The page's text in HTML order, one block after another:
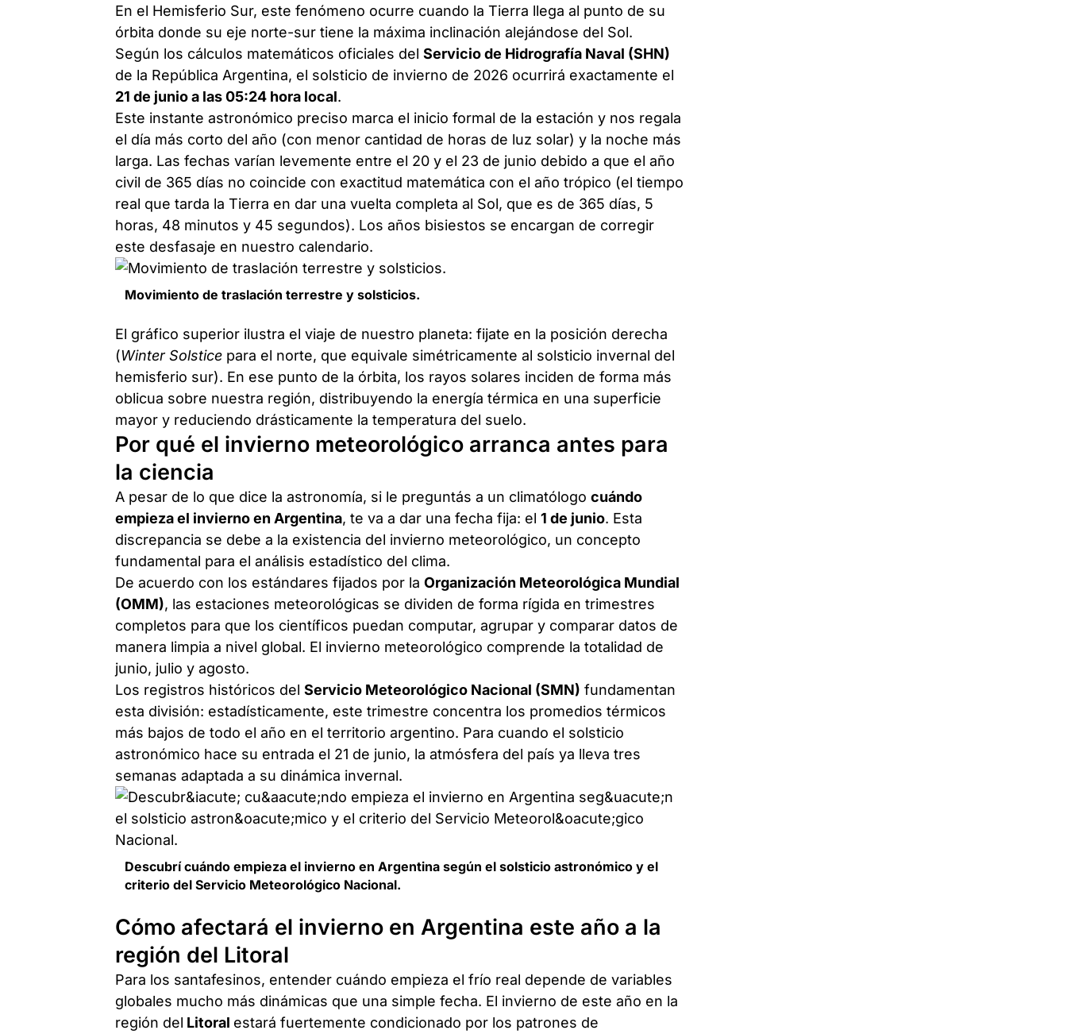
En el Hemisferio Sur, este fenómeno ocurre cuando la Tierra llega al punto de su
órbita donde su eje norte-sur tiene la máxima inclinación alejándose del Sol.
Según los cálculos matemáticos oficiales delServicio de Hidrografía Naval (SHN)
de la República Argentina, el solsticio de invierno de 2026 ocurrirá exactamente el
21 de junio a las 05:24 hora local.
Este instante astronómico preciso marca el inicio formal de la estación y nos regala
el día más corto del año (con menor cantidad de horas de luz solar) y la noche más
larga. Las fechas varían levemente entre el 20 y el 23 de junio debido a que el año
civil de 365 días no coincide con exactitud matemática con el año trópico (el tiempo
real que tarda la Tierra en dar una vuelta completa al Sol, que es de 365 días, 5
horas, 48 minutos y 45 segundos). Los años bisiestos se encargan de corregir
este desfasaje en nuestro calendario.
Movimiento de traslación terrestre y solsticios.
El gráfico superior ilustra el viaje de nuestro planeta: fijate en la posición derecha
(Winter Solstice para el norte, que equivale simétricamente al solsticio invernal del
hemisferio sur). En ese punto de la órbita, los rayos solares inciden de forma más
oblicua sobre nuestra región, distribuyendo la energía térmica en una superficie
mayor y reduciendo drásticamente la temperatura del suelo.
Por qué el invierno meteorológico arranca antes para
la ciencia
A pesar de lo que dice la astronomía, si le preguntás a un climatólogocuándo
empieza el invierno en Argentina, te va a dar una fecha fija: el1 de junio. Esta
discrepancia se debe a la existencia del invierno meteorológico, un concepto
fundamental para el análisis estadístico del clima.
De acuerdo con los estándares fijados por laOrganización Meteorológica Mundial
(OMM), las estaciones meteorológicas se dividen de forma rígida en trimestres
completos para que los científicos puedan computar, agrupar y comparar datos de
manera limpia a nivel global. El invierno meteorológico comprende la totalidad de
junio, julio y agosto.
Los registros históricos delServicio Meteorológico Nacional (SMN) fundamentan
esta división: estadísticamente, este trimestre concentra los promedios térmicos
más bajos de todo el año en el territorio argentino. Para cuando el solsticio
astronómico hace su entrada el 21 de junio, la atmósfera del país ya lleva tres
semanas adaptada a su dinámica invernal.
Descubrí cuándo empieza el invierno en Argentina según el solsticio astronómico y el
criterio del Servicio Meteorológico Nacional.
Cómo afectará el invierno en Argentina este año a la
región del Litoral
Para los santafesinos, entender cuándo empieza el frío real depende de variables
globales mucho más dinámicas que una simple fecha. El invierno de este año en la
región del Litoral estará fuertemente condicionado por los patrones de